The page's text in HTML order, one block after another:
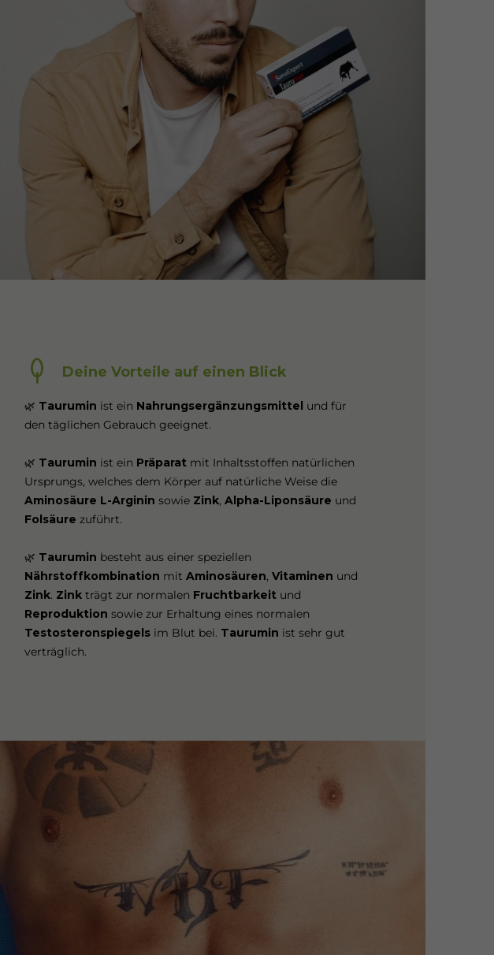
Deine Vorteile auf einen Blick
🌿 Taurumin ist ein Nahrungsergänzungsmittel und für
den täglichen Gebrauch geeignet.
🌿 Taurumin ist ein Präparat mit Inhaltsstoffen natürlichen
Ursprungs, welches dem Körper auf natürliche Weise die
Aminosäure L-Argininsowie Zink,Alpha-Liponsäure und
Folsäure zuführt.
🌿 Taurumin besteht aus einer speziellen
Nährstoffkombination mitAminosäuren,Vitaminen und
Zink. Zink trägt zur normalen Fruchtbarkeit und
Reproduktion sowie zur Erhaltung eines normalen
Testosteronspiegels im Blut bei. Taurumin ist sehr gut
verträglich.